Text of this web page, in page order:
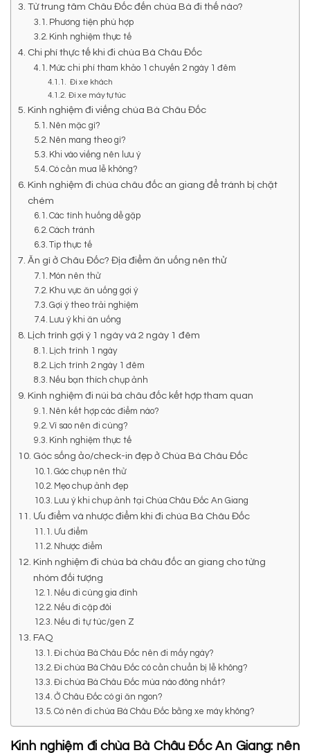
Từ trung tâm Châu Đốc đến chùa Bà đi thế nào?
Phương tiện phù hợp
Kinh nghiệm thực tế
Chi phí thực tế khi đi chùa Bà Châu Đốc
Mức chi phí tham khảo 1 chuyến 2 ngày 1 đêm
Đi xe khách
Đi xe máy tự túc
Kinh nghiệm đi viếng chùa Bà Châu Đốc
Nên mặc gì?
Nên mang theo gì?
Khi vào viếng nên lưu ý
Có cần mua lễ không?
Kinh nghiệm đi chùa châu đốc an giang để tránh bị chặt
chém
Các tình huống dễ gặp
Cách tránh
Tip thực tế
Ăn gì ở Châu Đốc? Địa điểm ăn uống nên thử
Món nên thử
Khu vực ăn uống gợi ý
Gợi ý theo trải nghiệm
Lưu ý khi ăn uống
Lịch trình gợi ý 1 ngày và 2 ngày 1 đêm
Lịch trình 1 ngày
Lịch trình 2 ngày 1 đêm
Nếu bạn thích chụp ảnh
Kinh nghiệm đi núi bà châu đốc kết hợp tham quan
Nên kết hợp các điểm nào?
Vì sao nên đi cùng?
Kinh nghiệm thực tế
Góc sống ảo/check-in đẹp ở Chùa Bà Châu Đốc
Góc chụp nên thử
Mẹo chụp ảnh đẹp
Lưu ý khi chụp ảnh tại Chùa Châu Đốc An Giang
Ưu điểm và nhược điểm khi đi chùa Bà Châu Đốc
Ưu điểm
Nhược điểm
Kinh nghiệm đi chùa bà châu đốc an giang cho từng
nhóm đối tượng
Nếu đi cùng gia đình
Nếu đi cặp đôi
Nếu đi tự túc/gen Z
FAQ
Đi chùa Bà Châu Đốc nên đi mấy ngày?
Đi chùa Bà Châu Đốc có cần chuẩn bị lễ không?
Đi chùa Bà Châu Đốc mùa nào đông nhất?
Ở Châu Đốc có gì ăn ngon?
Có nên đi chùa Bà Châu Đốc bằng xe máy không?
Kinh nghiệm đi chùa Bà Châu Đốc An Giang: nên